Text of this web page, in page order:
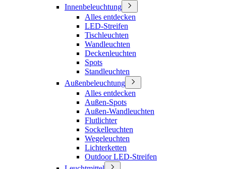
Innenbeleuchtung
Alles entdecken
LED-Streifen
Tischleuchten
Wandleuchten
Deckenleuchten
Spots
Standleuchten
Außenbeleuchtung
Alles entdecken
Außen-Spots
Außen-Wandleuchten
Flutlichter
Sockelleuchten
Wegeleuchten
Lichterketten
Outdoor LED-Streifen